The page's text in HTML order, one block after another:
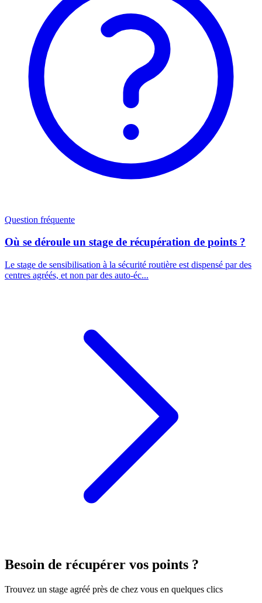
Question fréquente
Où se déroule un stage de récupération de points ?
Le stage de sensibilisation à la sécurité routière est dispensé par des
centres agréés, et non par des auto-éc...
Besoin de récupérer vos points ?
Trouvez un stage agréé près de chez vous en quelques clics